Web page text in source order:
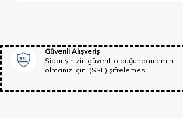
Güvenli Alışveriş
Siparişinizin güvenli olduğundan emin
olmanız için (SSL) şifrelemesi.